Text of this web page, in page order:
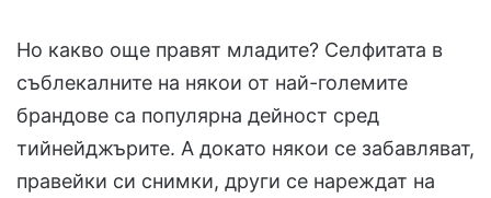
Но какво още правят младите? Селфитата в
съблекалните на някои от най-големите
брандове са популярна дейност сред
тийнейджърите. А докато някои се забавляват,
правейки си снимки, други се нареждат на